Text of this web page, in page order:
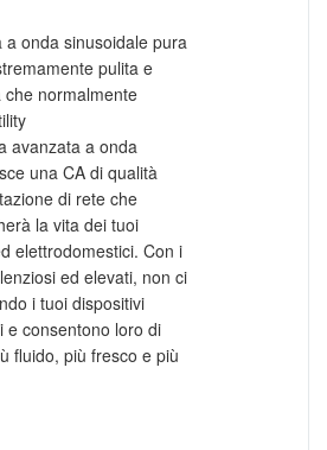
onda sinusoidale pura
pulita e
normalmente
avanzata a onda
una CA di qualità
di rete che
la vita dei tuoi
elettrodomestici. Con i
ed elevati, non ci
i tuoi dispositivi
e consentono loro di
fluido, più fresco e più